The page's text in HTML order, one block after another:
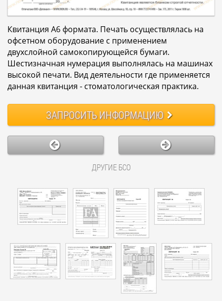
Квитанция А6 формата. Печать осуществлялась на
офсетном оборудование с применением
двухслойной самокопирующейся бумаги.
Шестизначная нумерация выполнялась на машинах
высокой печати. Вид деятельности где применяется
данная квитанция - стоматологическая практика.
ЗАПРОСИТЬИНФОРМАЦИЮ
ДРУГИЕ БСО